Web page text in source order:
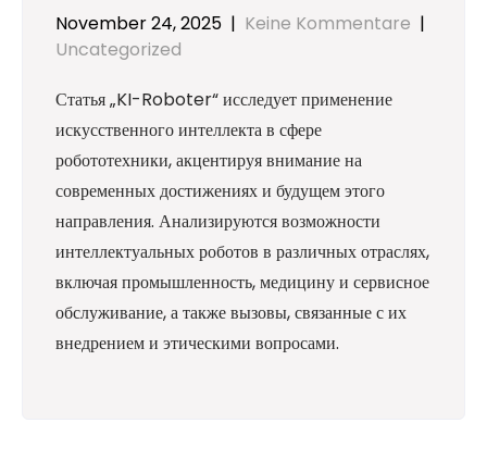
November 24, 2025 | Keine Kommentare |
Uncategorized
Статья „KI-Roboter“ исследует применение
искусственного интеллекта в сфере
робототехники, акцентируя внимание на
современных достижениях и будущем этого
направления. Анализируются возможности
интеллектуальных роботов в различных отраслях,
включая промышленность, медицину и сервисное
обслуживание, а также вызовы, связанные с их
внедрением и этическими вопросами.